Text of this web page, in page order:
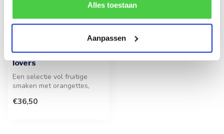
de correcte werking van de website kan verstoren.
Alles toestaan
Aanpassen
Geschenkmand (S) Fruit
lovers
Een selectie vol fruitige
smaken met orangettes,
macar...
€36,50